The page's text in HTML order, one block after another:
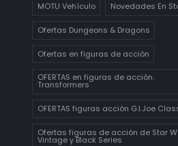
MOTU Vehículo Novedades En
Ofertas Dungeons & Dragons
Ofertas en figuras de acción
OFERTAS en figuras de acción.
Transformers
OFERTAS figuras acción G.I.Joe
Ofertas figuras de acción de Star
Vintage y Black Series